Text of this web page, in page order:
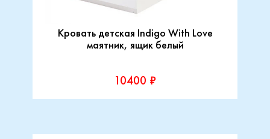
Кровать детская Indigo With Love
маятник, ящик белый
10400 ₽